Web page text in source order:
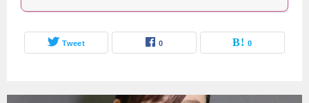
Tweet 0 0